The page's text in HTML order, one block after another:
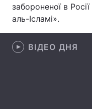
Зброя
Цікавинки
забороненої в Росії
аль-Ісламі».
ВІДЕО ДНЯ